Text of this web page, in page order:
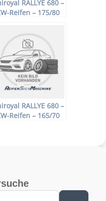
RALLYE 680 –
Reifen – 175/80
RALLYE 680 –
Reifen – 165/70